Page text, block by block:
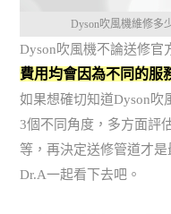
Dyson吹風機維修多
Dyson吹風機不論送修官
費用均會因為不同的服
如果想確切知道Dyson吹
3個不同角度，多方面評
等，再決定送修管道才
Dr.A一起看下去吧。